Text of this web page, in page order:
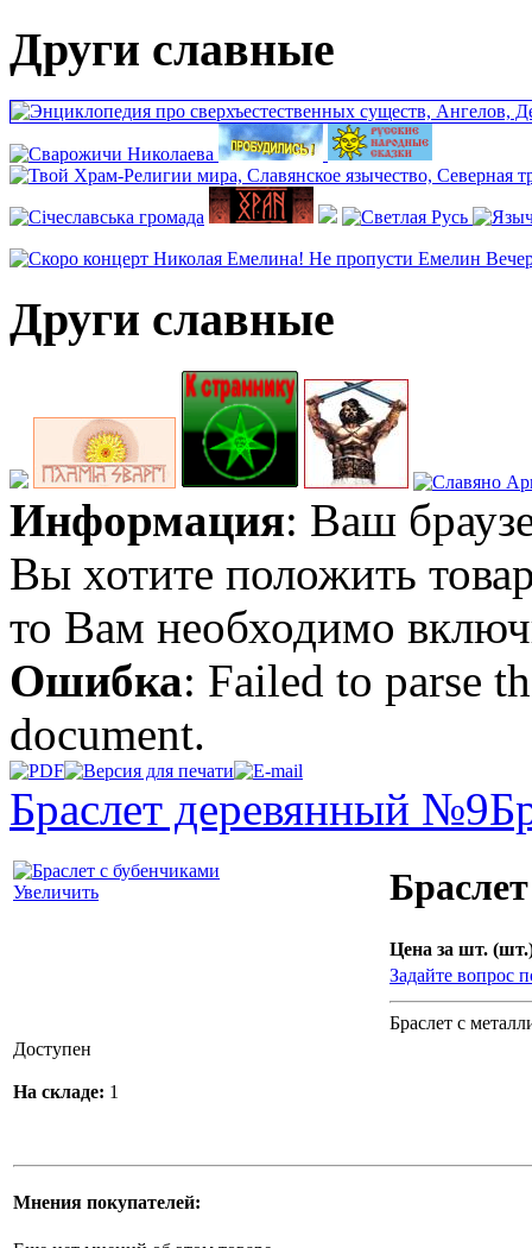
Други славные
Други славные
Информация: Ваш
Вы хотите положить
то Вам необходимо
Ошибка: Failed to parse
document.
Браслет деревянный №9
Увеличить
Цена за шт.
Задайте вопрос
Браслет с
Доступен
На складе: 1
Мнения покупателей: